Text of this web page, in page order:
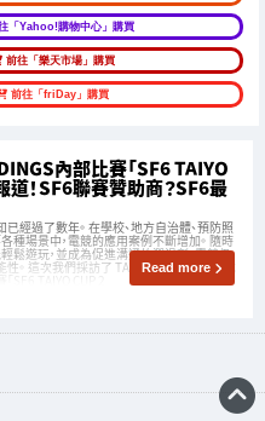
「Yahoo!購物中心」購買
前往「樂天市場」購買
前往「friDay」購買
內部比賽「SF6 TAIYO
道！SF6聯賽贊助商？SF6最
經過了數年。 在學校、地方自治體、預防照
種場景中，電競的應用案例不斷增加。 隨時
鬆遊玩，並成為促進溝通的潤滑劑，電競仍
。 這次我們採訪了 TAIYO HOLDINGS 株式
Read more